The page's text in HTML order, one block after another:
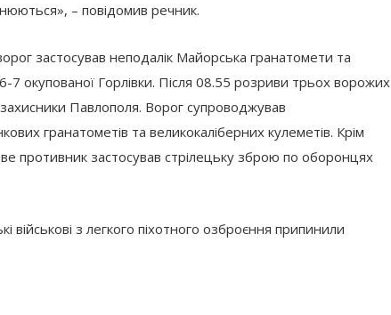
– повідомив речник.
застосував неподалік Майорська гранатомети та
7 окупованої Горлівки. Після 08.55 розриви трьох ворожих
захисники Павлополя. Ворог супроводжував
гранатометів та великокаліберних кулеметів. Крім
противник застосував стрілецьку зброю по оборонцях
військові з легкого піхотного озброєння припинили